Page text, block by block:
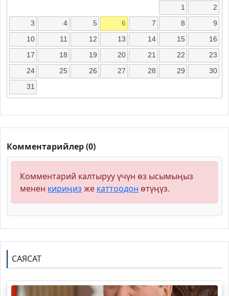
1
2
3
4 5 6 7 8
9
10
11 12 13 14 15
16
17
18 19 20 21 22
23
24
25 26 27 28 29
30
31
Комментарийлер (0)
Комментарий калтыруу үчүн өз ысымыңыз
менен кириңиз же каттоодон өтүңүз.
САЯСАТ